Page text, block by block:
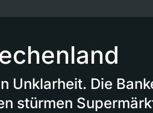
Unklarheit. Die
stürmen